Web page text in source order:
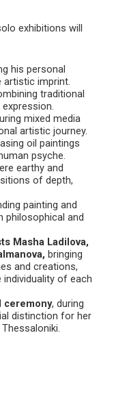
exhibitions will
his personal
imprint.
traditional
mixed media
artistic journey.
oil paintings
psyche.
earthy and
of depth,
painting and
philosophical and
Masha Ladilova,
bringing
and creations,
of each
ceremony, during
distinction for her